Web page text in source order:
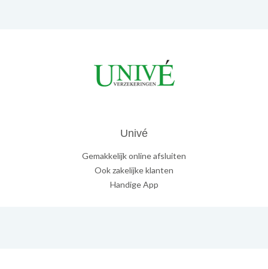
Univé
Gemakkelijk online afsluiten
Ook zakelijke klanten
Handige App